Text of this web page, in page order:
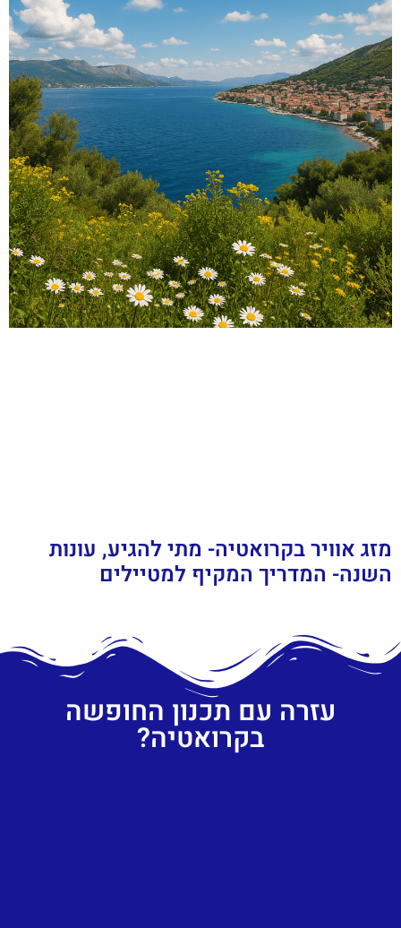
מזג אוויר בקרואטיה- מתי להגיע, עונות
השנה- המדריך המקיף למטיילים
עזרה עם תכנון החופשה
בקרואטיה?